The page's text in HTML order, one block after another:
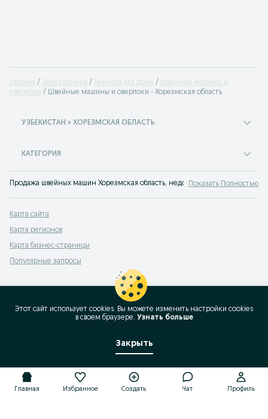
Главная Электроника Техника для дома
Швейные машины и
оверлоки
Швейные машины и оверлоки - Хорезмская область
УЗБЕКИСТАН » ХОРЕЗМСКАЯ ОБЛАСТЬ
КАТЕГОРИЯ
Продажа швейных машин Хорезмская область, недорогие оверлоки бу на
Показать Полностью
Карта сайта
Карта регионов
Карта бизнес-страницы
Популярные запросы
Главная Избранное Создать Чат Профиль
Этот сайт использует cookies. Вы можете изменить настройки cookies
в своeм браузере. Узнать больше
Закрыть